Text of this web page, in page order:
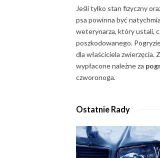
Jeśli tylko stan fizyczny
psa powinna być
weterynarza, który ustali,
poszkodowanego.
dla właściciela
wypłacone należne za
czworonoga.
Ostatnie Rady